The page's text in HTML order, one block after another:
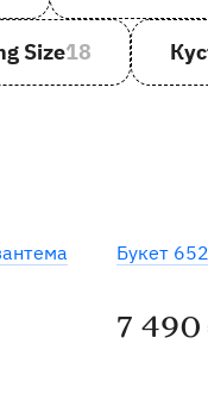
Size18
Букет 652
7 490